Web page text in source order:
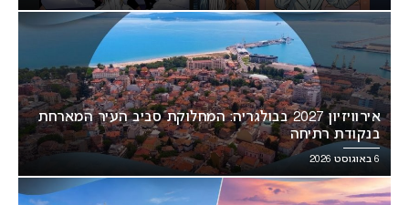
אירוויזיון 2027 בבולגריה: המחלוקת סביב העיר המארחת
בנקודת רתיחה
6 באוגוסט 2026